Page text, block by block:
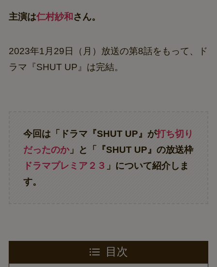
主演は仁村紗和 さん。
2023年1月29日（月）放送の第8話をもって、ド
ラマ『SHUT UP』は完結。
今回は「ドラマ『SHUT UP』が打ち切り
だったのか」と「『SHUT UP』の放送枠
ドラマプレミア２３ 」について紹介しま
す。
目次